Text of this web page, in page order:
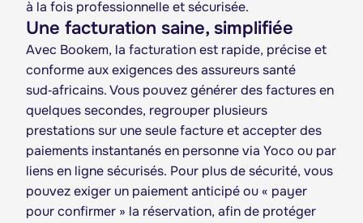
à la fois professionnelle et sécurisée.
Une facturation saine, simplifiée
Avec Bookem, la facturation est rapide, précise et
conforme aux exigences des assureurs santé
sud‑africains. Vous pouvez générer des factures en
quelques secondes, regrouper plusieurs
prestations sur une seule facture et accepter des
paiements instantanés en personne via Yoco ou par
liens en ligne sécurisés. Pour plus de sécurité, vous
pouvez exiger un paiement anticipé ou « payer
pour confirmer » la réservation, afin de protéger